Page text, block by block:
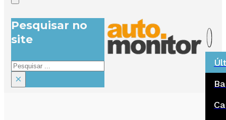
Pesquisar no
site
Pesquisar
×